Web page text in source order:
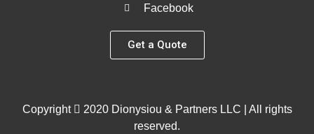
Facebook
Get a Quote
Copyright
2020 Dionysiou & Partners LLC | All rights
reserved.